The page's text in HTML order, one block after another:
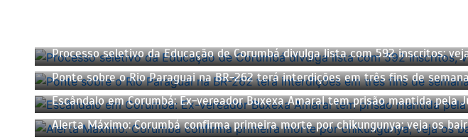
Processo seletivo da Educação de Corumbá divulga lista com 592 inscritos;
Ponte sobre o Rio Paraguai na BR-262 terá interdições em três fins de
Escândalo em Corumbá: Ex-vereador Buxexa Amaral tem prisão mantida
Alerta Máximo: Corumbá confirma primeira morte por chikungunya; veja os